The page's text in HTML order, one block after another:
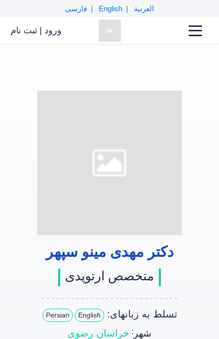
العربية English فارسی
ورود | ثبت نام
دکتر مهدی مینو سپهر
متخصص ارتوپدی
تسلط به زبانهای: English
Persian
شهر : خراسان رضوی